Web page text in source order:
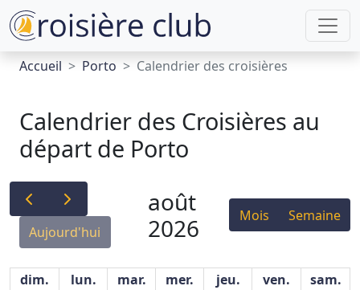
Accueil Porto Calendrier des croisières
Calendrier des Croisières au
départ de Porto
Aujourd'hui
août
2026
Mois Semaine
dim. lun. mar. mer. jeu. ven. sam.